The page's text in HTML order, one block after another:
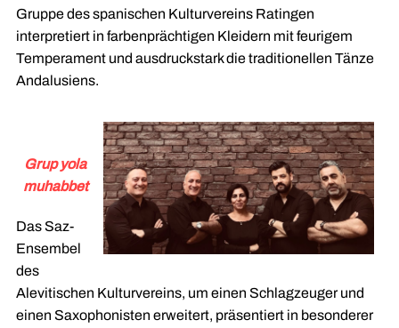
Gruppe des spanischen Kulturvereins Ratingen
interpretiert in farbenprächtigen Kleidern mit feurigem
Temperament und ausdruckstark die traditionellen Tänze
Andalusiens.
Grup yola
muhabbet
Das Saz-
Ensembel
des
Alevitischen Kulturvereins, um einen Schlagzeuger und
einen Saxophonisten erweitert, präsentiert in besonderer